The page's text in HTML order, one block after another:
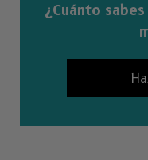
¿Cuánto